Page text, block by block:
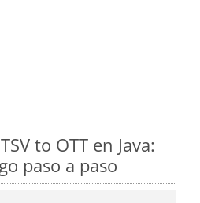
to OTT en Java:
paso a paso